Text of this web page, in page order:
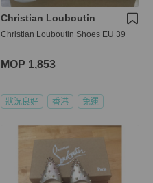
Christian Louboutin
Christian Louboutin Shoes EU 39
MOP 1,853
狀況良好 香港 免運